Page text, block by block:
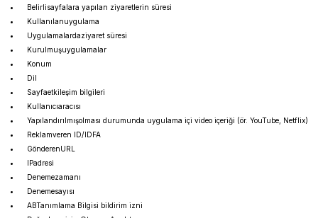
Belirlisayfalara yapılan ziyaretlerin süresi
Kullanılanuygulama
Uygulamalardaziyaret süresi
Kurulmuşuygulamalar
Konum
Dil
Sayfaetkileşim bilgileri
Kullanıcıaracısı
Yapılandırılmışolması durumunda uygulama içi video içeriği (ör. YouTube, Netflix)
Reklamveren ID/IDFA
GönderenURL
IPadresi
Denemezamanı
Denemesayısı
ABTanımlama Bilgisi bildirim izni